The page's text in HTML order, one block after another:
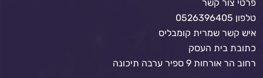
פרטי צור קשר
טלפון 0526396405
איש קשר שמרית קומבליס
כתובת בית העסק
רחוב הר אורחות 9 ספיר ערבה תיכונה